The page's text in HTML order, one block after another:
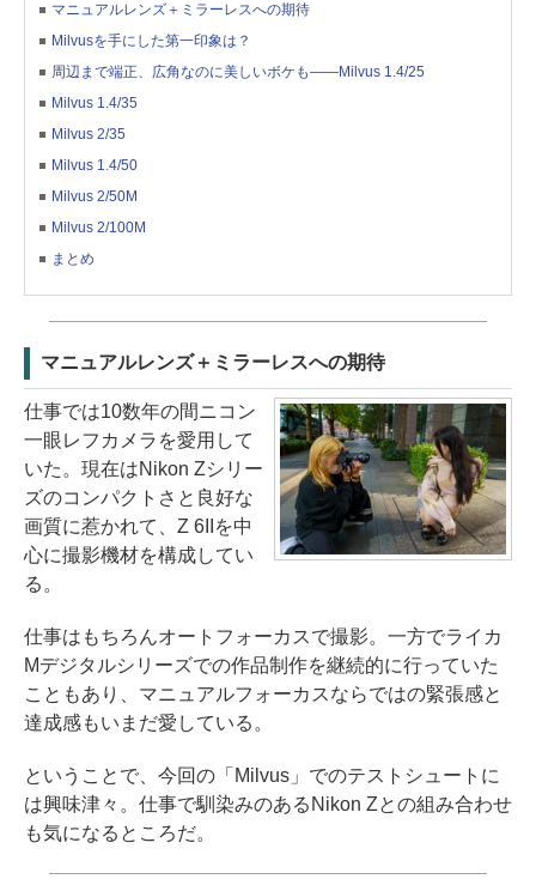
マニュアルレンズ＋ミラーレスへの期待
Milvusを手にした第一印象は？
周辺まで端正、広角なのに美しいボケも——Milvus 1.4/25
Milvus 1.4/35
Milvus 2/35
Milvus 1.4/50
Milvus 2/50M
Milvus 2/100M
まとめ
マニュアルレンズ＋ミラーレスへの期待
仕事では10数年の間ニコン
一眼レフカメラを愛用して
いた。現在はNikon Zシリー
ズのコンパクトさと良好な
画質に惹かれて、Z 6IIを中
心に撮影機材を構成してい
る。
仕事はもちろんオートフォーカスで撮影。一方でライカ
Mデジタルシリーズでの作品制作を継続的に行っていた
こともあり、マニュアルフォーカスならではの緊張感と
達成感もいまだ愛している。
ということで、今回の「Milvus」でのテストシュートに
は興味津々。仕事で馴染みのあるNikon Zとの組み合わせ
も気になるところだ。